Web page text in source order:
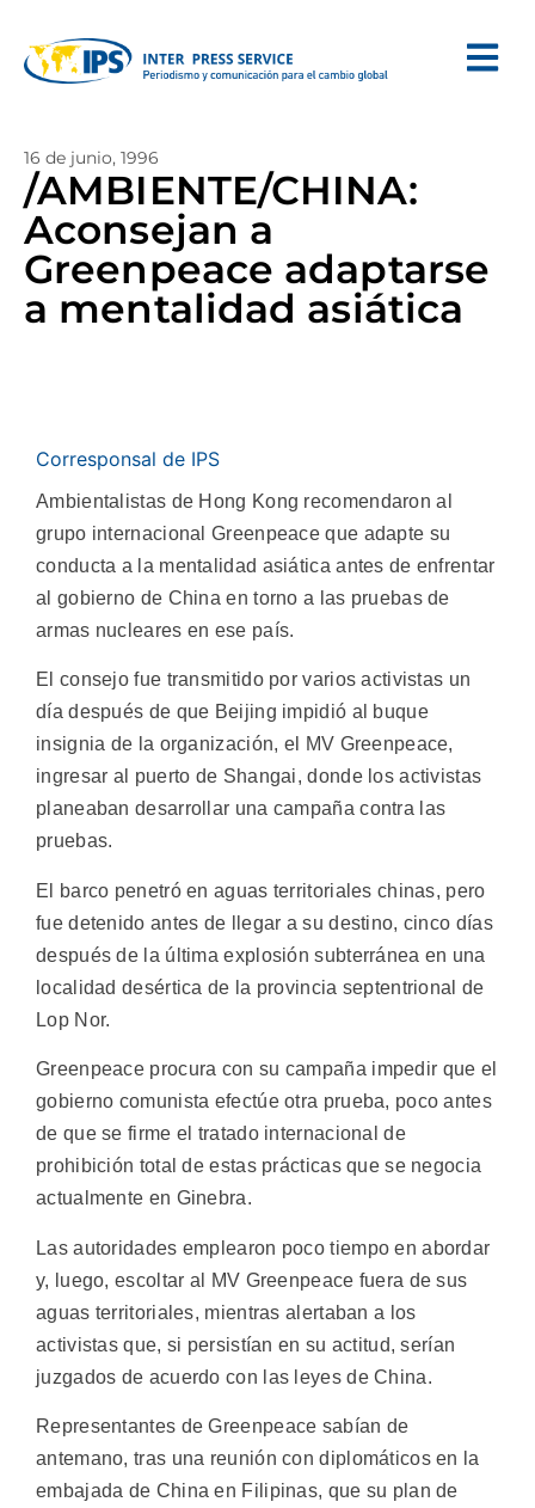
16 de junio, 1996
/AMBIENTE/CHINA:
Aconsejan a
Greenpeace adaptarse
a mentalidad asiática
Corresponsal de IPS
Ambientalistas de Hong Kong recomendaron al
grupo internacional Greenpeace que adapte su
conducta a la mentalidad asiática antes de enfrentar
al gobierno de China en torno a las pruebas de
armas nucleares en ese país.
El consejo fue transmitido por varios activistas un
día después de que Beijing impidió al buque
insignia de la organización, el MV Greenpeace,
ingresar al puerto de Shangai, donde los activistas
planeaban desarrollar una campaña contra las
pruebas.
El barco penetró en aguas territoriales chinas, pero
fue detenido antes de llegar a su destino, cinco días
después de la última explosión subterránea en una
localidad desértica de la provincia septentrional de
Lop Nor.
Greenpeace procura con su campaña impedir que el
gobierno comunista efectúe otra prueba, poco antes
de que se firme el tratado internacional de
prohibición total de estas prácticas que se negocia
actualmente en Ginebra.
Las autoridades emplearon poco tiempo en abordar
y, luego, escoltar al MV Greenpeace fuera de sus
aguas territoriales, mientras alertaban a los
activistas que, si persistían en su actitud, serían
juzgados de acuerdo con las leyes de China.
Representantes de Greenpeace sabían de
antemano, tras una reunión con diplomáticos en la
embajada de China en Filipinas, que su plan de